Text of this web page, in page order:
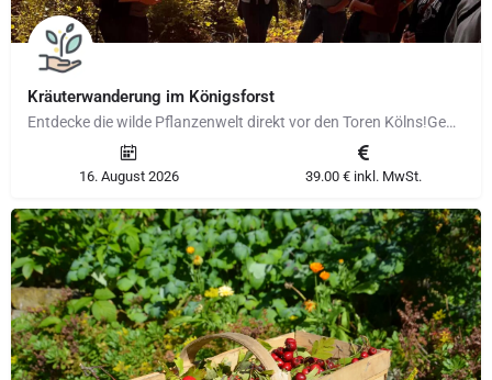
Kräuterwanderung im Königsforst
Entdecke die wilde Pflanzenwelt direkt vor den Toren Kölns! ​ Gemeinsam mit Tanja, einer erfahrenen…
16. August 2026 39.00 € inkl. MwSt.